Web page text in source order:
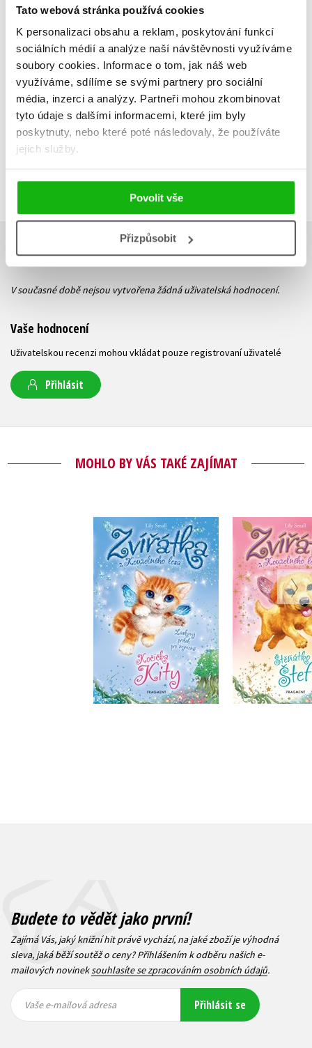
Tato webová stránka používá cookies
K personalizaci obsahu a reklam, poskytování funkcí
sociálních médií a analýze naší návštěvnosti využíváme
soubory cookies. Informace o tom, jak náš web
využíváme, sdílíme se svými partnery pro sociální
média, inzerci a analýzy. Partneři mohou zkombinovat
tyto údaje s dalšími informacemi, které jim byly
poskytnuty, nebo které poté následovaly, že používáte
jejich služby.
Povolit vše
Přizpůsobit
Do košíku
229 Kč
183 Kč 183 Kč
HODNOCENÍ ČTENÁŘŮ
V současné době nejsou vytvořena žádná uživatelská hodnocení.
Vaše hodnocení
Uživatelskou recenzi mohou vkládat pouze registrovaní uživatelé
Přihlásit
MOHLO BY VÁS TAKÉ ZAJÍMAT
Zvířátka z
Kouzelného lesa -
Kočička Kity
Lily Small
Do košíku
229 Kč
183 Kč
Lily
Do
183 Kč
Budete to vědět jako první!
Zajímá Vás, jaký knižní hit právě vychází, na jaké zboží je výhodná
sleva, jaká běží soutěž o ceny? Přihlášením k odběru našich e-
mailových novineksouhlasíte se zpracováním osobních údajů.
mailová
mailová
Vaše e-mailová adresa Přihlásit se